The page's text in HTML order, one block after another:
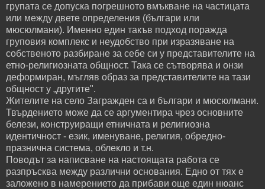
групата се допуска погрешното вмъкване на частицата
или между двете определения (българи или
мюсюлмани). Именно един такъв подход поражда
груповия комплекс и неудобство при изразяване на
собственото разбиране за себе си у представителите на
етно-религиозната общност. Така се сътворява и онзи
деформиран, мъгляв образ за представителите на тази
общност у „другите".
Жителите на село Загражден са и българи и мюсюлмани.
Твърдението може да се аргументира чрез основните
белези, конструиращи етничната и религиозна
идентичност - език, именуване, религия, обредно-
празнична система, облекло и т.н.
Поводът за написване на настоящата работа се
разпръсква между различни основания. Едно от тях е
заложено в намерението да прибави още един нюанс